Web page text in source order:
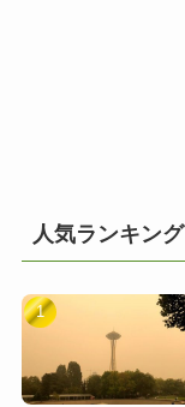
人気ランキング